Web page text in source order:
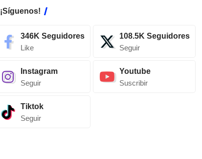
¡Síguenos!
346K Seguidores
Like
108.5K Seguidores
Seguir
Instagram
Seguir
Youtube
Suscribir
Tiktok
Seguir